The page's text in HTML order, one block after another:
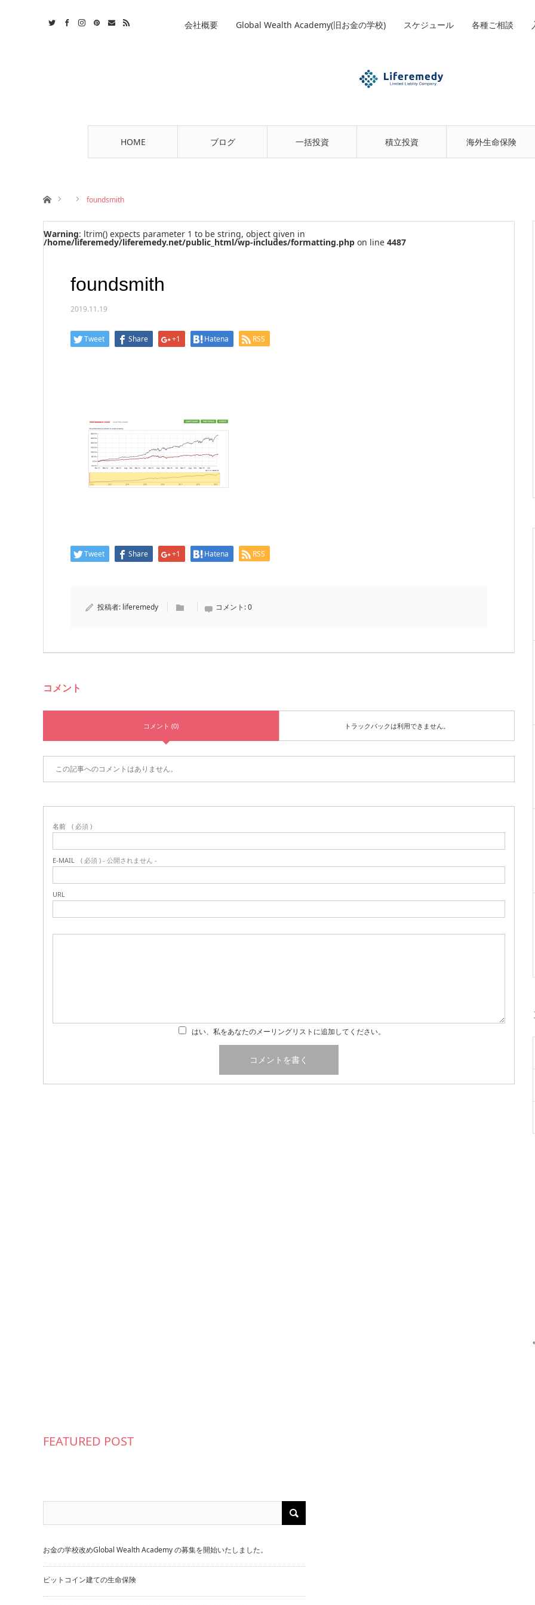
HOME ブログ 一括投資 積立投資 海外生命保険
会社概要 Global Wealth Academy(旧お金の学校) スケジュール 各種ご相談
ホーム foundsmith
Warning: ltrim() expects parameter 1 to be string, object given in
/home/liferemedy/liferemedy.net/public_html/wp-includes/formatting.php on line 4487
foundsmith
2019.11.19
Tweet Share +1 Hatena RSS
Tweet Share +1 Hatena RSS
投稿者: liferemedy コメント:0
コメント
コメント (0) トラックバックは利用できません。
この記事へのコメントはありません。
名前 ( 必須 )
E-MAIL ( 必須 ) - 公開されません -
URL
はい、私をあなたのメーリングリストに追加してください。
FEATURED POST
お金の学校改めGlobal Wealth Academy の募集を開始いたしました。
ビットコイン建ての生命保険